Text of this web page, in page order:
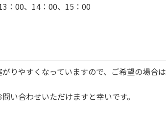
：00、14：00、15：00
がりやすくなっていますので、ご希望の場合は
い合わせいただけますと幸いです。